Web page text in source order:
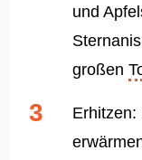
und
großen
Erhitzen: